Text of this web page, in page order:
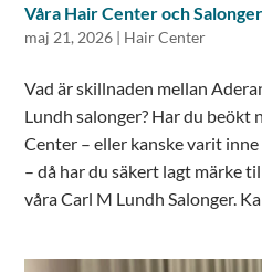
Våra Hair Center och Salonger
maj 21, 2026 | Hair Center
Vad är skillnaden mellan
Lundh salonger? Har du beökt
Center – eller kanske varit
– då har du säkert lagt märke
våra Carl M Lundh Salonger.